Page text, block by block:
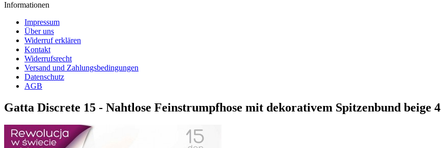
Informationen
Impressum
Über uns
Widerruf erklären
Kontakt
Widerrufsrecht
Versand und Zahlungsbedingungen
Datenschutz
AGB
Gatta Discrete 15 - Nahtlose Feinstrumpfhose mit dekorativem Spitzenbund beige 4